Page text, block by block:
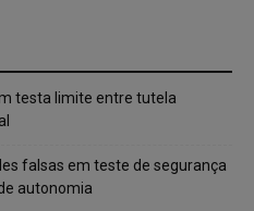
testa limite entre tutela
falsas em teste de segurança
autonomia